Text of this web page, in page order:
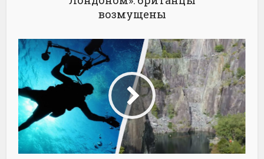
возмущены